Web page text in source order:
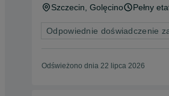
Szczecin, Golęcino Pełny
Odpowiednie doświadczenie
Odświeżono dnia 22 lipca 2026